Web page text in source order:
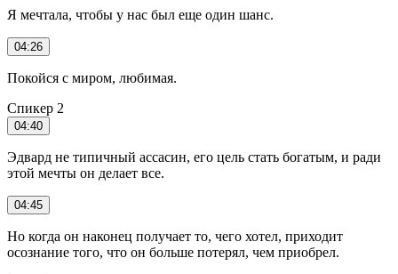
Я мечтала, чтобы у нас был еще один шанс.
04:26
Покойся с миром, любимая.
Спикер 2
04:40
Эдвард не типичный ассасин, его цель стать богатым, и ради
этой мечты он делает все.
04:45
Но когда он наконец получает то, чего хотел, приходит
осознание того, что он больше потерял, чем приобрел.